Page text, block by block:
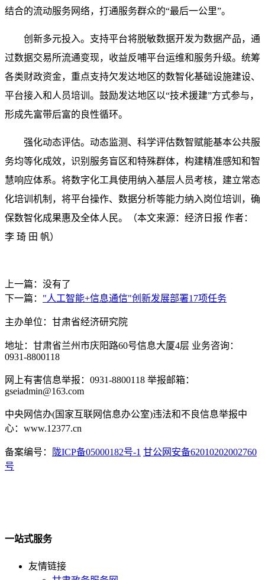
结合的流动服务网络，打通服务群众的“最后一公里”。
创新多元投入。支持平台将脱敏数据开发为数据产品，通
过数据交易所流通变现，收益反哺平台运维和服务升级。统筹
各类财政资金，重点支持欠发达地区的数智化基础设施建设、
平台接入和人员培训。鼓励发达地区以“技术援建”方式参与，
形成先富带后富的良性循环。
强化动态评估。动态监测、科学评估数智赋能基本公共服
务均等化成效，识别服务盲区和特殊群体，构建精准感知和智
慧响应体系。将数字化工具使用纳入基层人员考核，建立常态
化培训机制，将平台操作、数据分析等能力纳入岗位培训，确
保数智化成果惠及全体人民。（本文来源：经济日报 作者：
李 琦 田 帆）
上一篇：没有了
下一篇： "人工智能+信息通信"创新发展部署17项任务
主办单位：甘肃省经济研究院
地址：甘肃省兰州市庆阳路60号信息大厦4层 业务咨询：
0931-8800118
网上有害信息举报：0931-8800118 举报邮箱：
gseiadmin@163.com
中央网信办(国家互联网信息办公室)违法和不良信息举报中
心：www.12377.cn
备案编号： 陇ICP备05000182号-1 甘公网安备62010202002760
号
一站式服务
友情链接